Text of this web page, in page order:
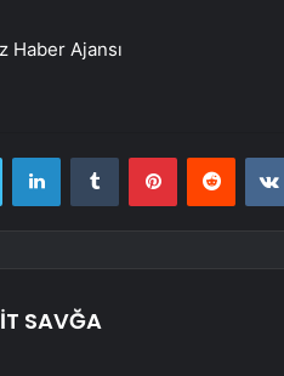
Haber Ajansı
Twitter LinkedInTumblr PinterestReddit
SAVĞA